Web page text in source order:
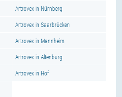
Artrovex in Nürnberg
Artrovex in Saarbrücken
Artrovex in Mannheim
Artrovex in Altenburg
Artrovex in Hof